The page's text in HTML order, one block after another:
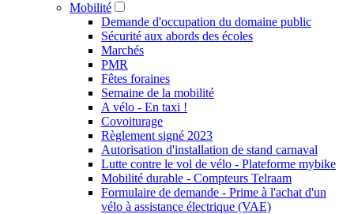
Mobilité
Demande d'occupation du domaine public
Sécurité aux abords des écoles
Marchés
PMR
Fêtes foraines
Semaine de la mobilité
A vélo - En taxi !
Covoiturage
Règlement signé 2023
Autorisation d'installation de stand carnaval
Lutte contre le vol de vélo - Plateforme mybike
Mobilité durable - Compteurs Telraam
Formulaire de demande - Prime à l'achat d'un
vélo à assistance électrique (VAE)